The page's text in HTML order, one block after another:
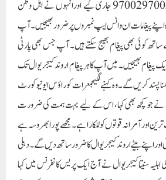
نمبر 8297324624، 9700297002 جاری کیے اورانہوں نے اہل وطن
پیغامات ان واٹس ایپ نمبروں پر ضرور بھیجیں۔ آپ
کوئی بھی پیغام بھیج سکتے ہیں۔ آپ جس بھی پارٹی
پیغام بھیجیں۔ میں آپ کا ہر پیغام اروند کیجریوال تک
پسند کریں گے۔ وہ کہنے لگیجمعرات کو راؤس ایونیو کورٹ
نے جو کچھ بھی کہا، اس کے لیے بہت ہمت کی ضرورت
اور آمرانہ قوتوں کو للکارا ہے۔ مجھے پورا بھروسہ ہے
اپنے بیٹے اروند کیجریوال کا ضرور ساتھ دیں گے۔ دہلی
اہلیہ سنیتا کیجریوال نے آج ایک پریس کانفرنس میں کہا